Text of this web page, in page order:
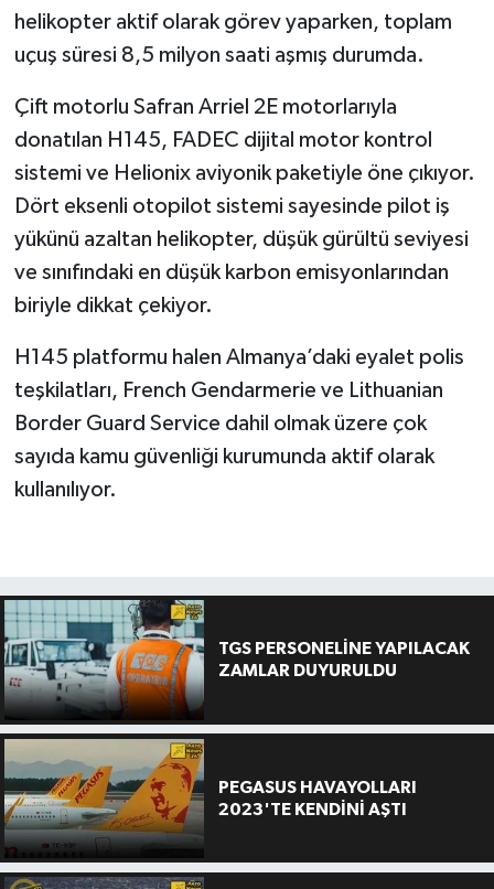
helikopter aktif olarak görev yaparken, toplam
uçuş süresi 8,5 milyon saati aşmış durumda.
Çift motorlu Safran Arriel 2E motorlarıyla
donatılan H145, FADEC dijital motor kontrol
sistemi ve Helionix aviyonik paketiyle öne çıkıyor.
Dört eksenli otopilot sistemi sayesinde pilot iş
yükünü azaltan helikopter, düşük gürültü seviyesi
ve sınıfındaki en düşük karbon emisyonlarından
biriyle dikkat çekiyor.
H145 platformu halen Almanya’daki eyalet polis
teşkilatları, French Gendarmerie ve Lithuanian
Border Guard Service dahil olmak üzere çok
sayıda kamu güvenliği kurumunda aktif olarak
kullanılıyor.
TGS PERSONELİNE YAPILACAK
ZAMLAR DUYURULDU
PEGASUS HAVAYOLLARI
2023'TE KENDİNİ AŞTI